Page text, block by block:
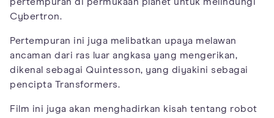
Cybertron.
Pertempuran ini juga melibatkan upaya melawan
ancaman dari ras luar angkasa yang mengerikan,
dikenal sebagai Quintesson, yang diyakini sebagai
pencipta Transformers.
Film ini juga akan menghadirkan kisah tentang robot